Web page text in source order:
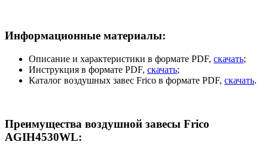
Информационные материалы:
Описание и характеристики в формате PDF, скачать;
Инструкция в формате PDF, скачать;
Каталог воздушных завес Frico в формате PDF, скачать.
Преимущества воздушной завесы Frico
AGIH4530WL: